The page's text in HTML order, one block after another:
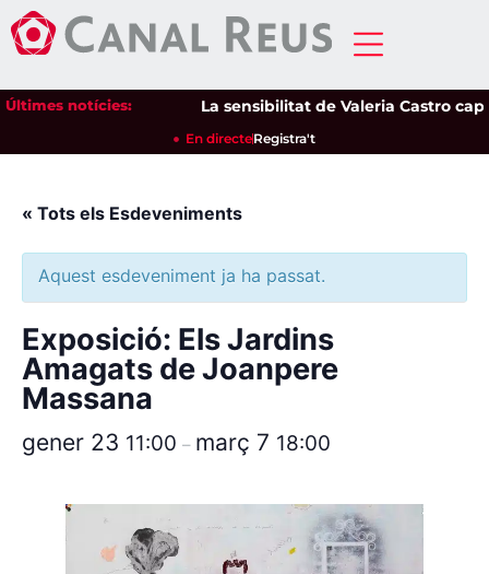
Últimes notícies: La sensibilitat de Valeria Castro
En directeRegistra't
« Tots els Esdeveniments
Aquest esdeveniment ja ha passat.
Exposició: Els Jardins
Amagats de Joanpere
Massana
gener 23 11:00 – març 7 18:00